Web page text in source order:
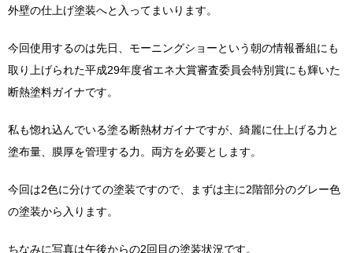
外壁の仕上げ塗装へと入ってまいります。
今回使用するのは先日、モーニングショーという朝の情報番組にも
取り上げられた平成29年度省エネ大賞審査委員会特別賞にも輝いた
断熱塗料ガイナです。
私も惚れ込んでいる塗る断熱材ガイナですが、綺麗に仕上げる力と
塗布量、膜厚を管理する力。両方を必要とします。
今回は2色に分けての塗装ですので、まずは主に2階部分のグレー色
の塗装から入ります。
ちなみに写真は午後からの2回目の塗装状況です。